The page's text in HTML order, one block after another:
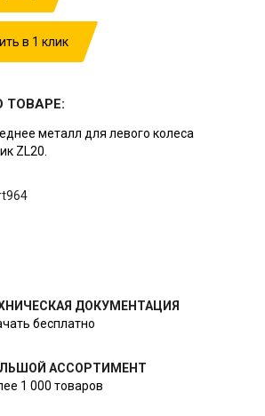
в 1 клик
ТОВАРЕ:
металл для левого колеса
ZL20.
ДОКУМЕНТАЦИЯ
бесплатно
АССОРТИМЕНТ
1 000 товаров